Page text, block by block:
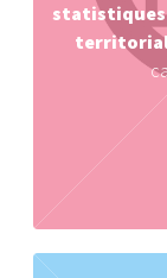
statistiques